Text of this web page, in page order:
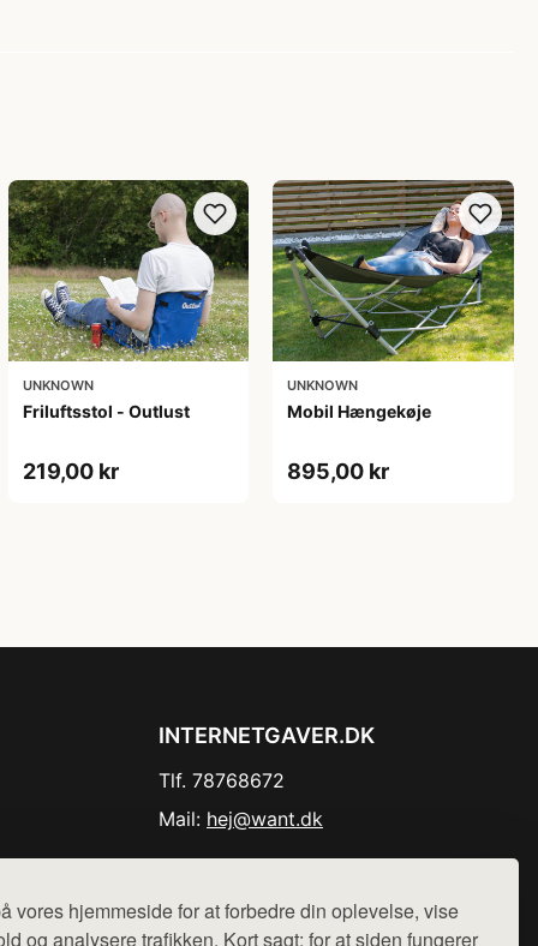
vores hjemmeside for at forbedre din oplevelse, vise
og analysere trafikken. Kort sagt: for at siden fungerer
UNKNOWN
Friluftsstol - Outlust
219,00 kr
UNKNOWN
Mobil Hængekøje
895,00 kr
INTERNETGAVER.DK
Tlf. 78768672
Mail: hej@want.dk